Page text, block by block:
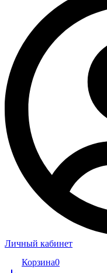
Личный кабинет
Корзина0